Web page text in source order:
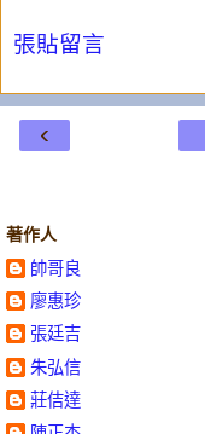
張貼留言
‹
著作人
帥哥良
廖惠珍
張廷吉
朱弘信
莊佶達